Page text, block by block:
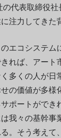
代表取締役
注力してきた
のエコシステ
れば、アート
多くの人が日
の価値が多様
ポートができ
我々の基幹
。そう考えて